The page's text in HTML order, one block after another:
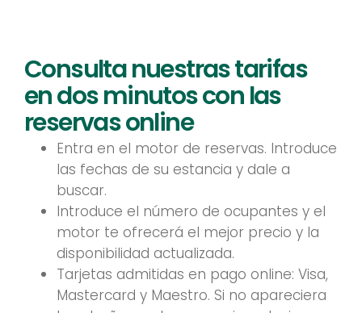
Consulta nuestras tarifas y condiciones de
reserva
Consulta nuestras tarifas
en dos minutos con las
reservas online
Entra en el motor de reservas. Introduce
las fechas de su estancia y dale a
buscar.
Introduce el número de ocupantes y el
motor te ofrecerá el mejor precio y la
disponibilidad actualizada.
Tarjetas admitidas en pago online: Visa,
Mastercard y Maestro. Si no apareciera